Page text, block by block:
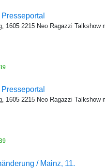
1605 2215 Neo Ragazzi
1605 2215 Neo Ragazzi
/ Mainz, 11.